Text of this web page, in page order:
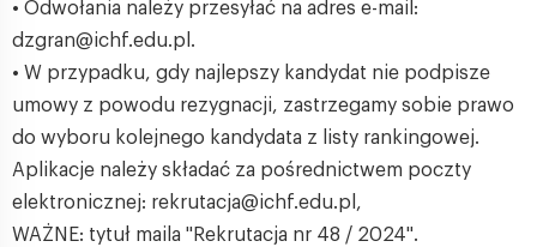
• Odwołania należy przesyłać na adres e-mail:
dzgran@ichf.edu.pl.
• W przypadku, gdy najlepszy kandydat nie podpisze
umowy z powodu rezygnacji, zastrzegamy sobie prawo
do wyboru kolejnego kandydata z listy rankingowej.
Aplikacje należy składać za pośrednictwem poczty
elektronicznej: rekrutacja@ichf.edu.pl,
WAŻNE: tytuł maila "Rekrutacja nr 48 / 2024".